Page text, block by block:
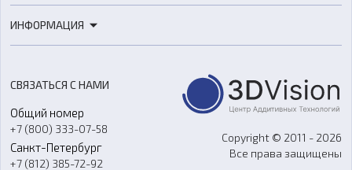
Расходные материалы
Оборудование и материалы для вакуумного литья
Аксессуары и прочее оборудование
Программное обеспечение
3D-моделирование
Ремонт и услуги
ИНФОРМАЦИЯ
О компании
Контакты
Гос. закупки
СВЯЗАТЬСЯ С НАМИ
Общий номер
+7 (800) 333-07-58
Санкт-Петербург
+7 (812) 385-72-92
Copyright © 2011 - 2026
Все права защищены